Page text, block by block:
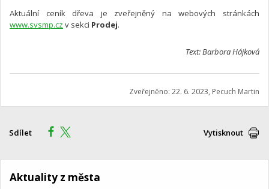
Aktuální ceník dřeva je zveřejněný na webových stránkách
www.svsmp.cz v sekci Prodej.
Text: Barbora Hájková
Zveřejněno: 22. 6. 2023, Pecuch Martin
Sdílet Vytisknout
Aktuality z města